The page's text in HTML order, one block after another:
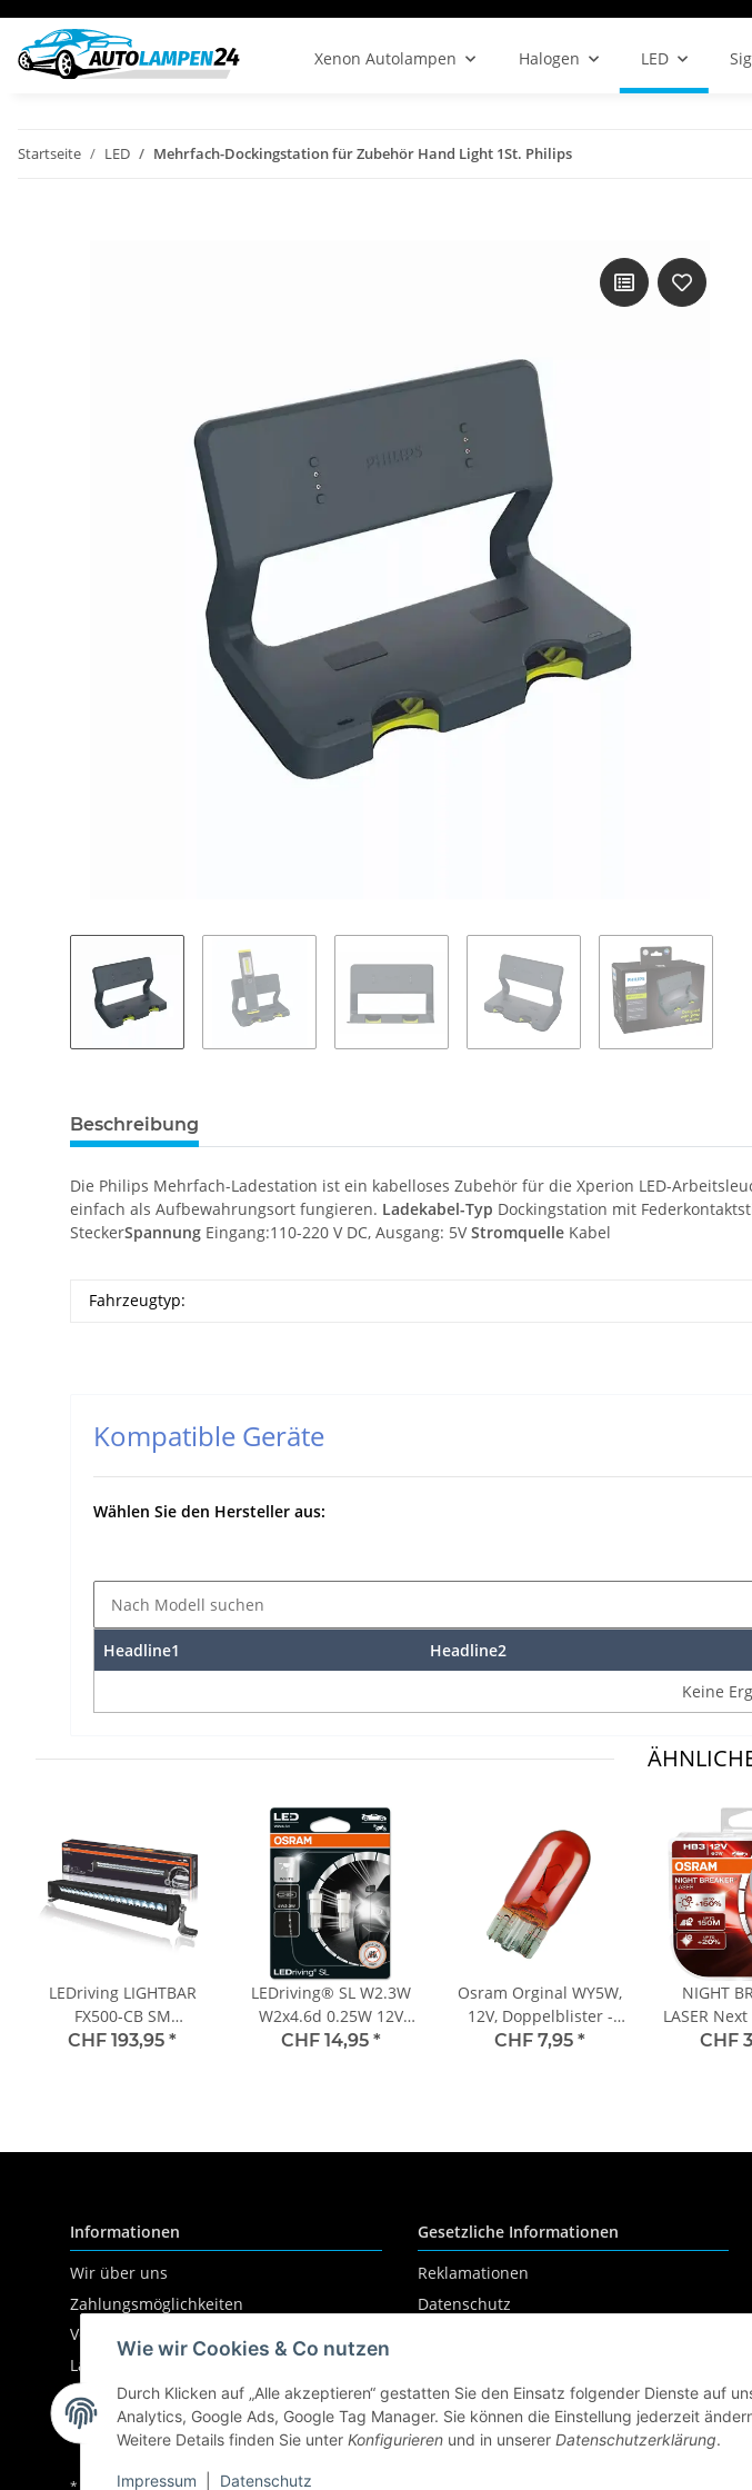
Xenon Autolampen Halogen LED
Startseite LED Mehrfach-Dockingstation für Zubehör Hand Light 1St. Philips
Beschreibung
Die Philips Mehrfach-Ladestation ist ein kabelloses Zubehör für die Xperion LED-
einfach als Aufbewahrungsort fungieren. Ladekabel-Typ Dockingstation mit
SteckerSpannung Eingang:110-220 V DC, Ausgang: 5VStromquelle Kabel
Fahrzeugtyp:
Kompatible Geräte
Wählen Sie den Hersteller aus:
Headline1 Headline2
Keine
LEDriving LIGHTBAR
FX500-CB SM
Lichtleiste 1St. OSRAM
CHF 193,95 *
LEDriving® SL W2.3W
W2x4.6d 0.25W 12V
6000K 25 lm White 2
CHF 14,95 *
Osram Orginal WY5W,
12V, Doppelblister -
2827-02B
CHF 7,95 *
NIGHT
LASER
HB3
CHF
Informationen
Wir über uns
Zahlungsmöglichkeiten
Versandinformationen
Lampenwissen
Gesetzliche Informationen
Reklamationen
Datenschutz
Impressum
Widerrufsrecht
Wie wir Cookies & Co nutzen
Durch Klicken auf „Alle akzeptieren“ gestatten Sie den Einsatz folgender Dienste auf
Analytics, Google Ads, Google Tag Manager. Sie können die Einstellung jederzeit
Weitere Details finden Sie unter Konfigurieren und in unserer Datenschutzerklärung.
Impressum Datenschutz